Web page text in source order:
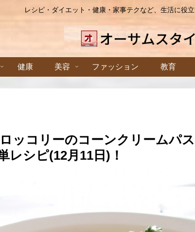
レシピ・ダイエット・健康・家事テクなど、生活に役
健康 美容 ファッション 教育
ッコリーのコーンクリームパ
レシピ(12月11日)！